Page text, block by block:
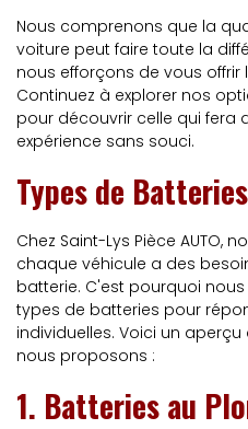
Nous comprenons que la
voiture peut faire toute la
nous efforçons de vous offrir
Continuez à explorer nos
pour découvrir celle qui fera
expérience sans souci.
Types de
Chez Saint-Lys Pièce AUTO,
chaque véhicule a des
batterie. C'est pourquoi
types de batteries pour
individuelles. Voici un
nous proposons :
1. Batteries au